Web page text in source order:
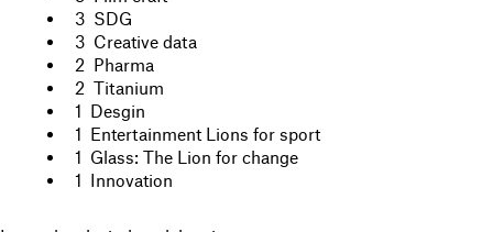
3 SDG
3 Creative data
2 Pharma
2 Titanium
1 Desgin
1 Entertainment Lions for sport
1 Glass: The Lion for change
1 Innovation